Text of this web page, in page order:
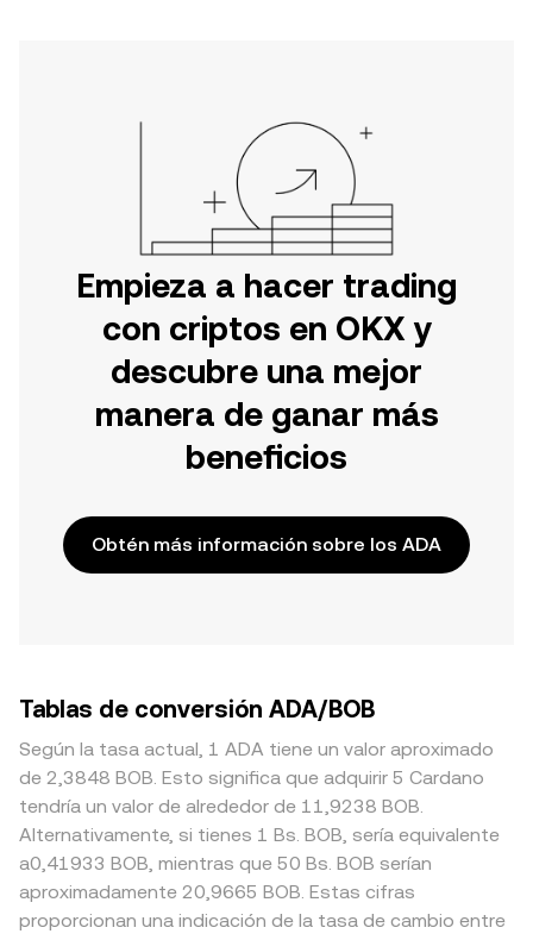
Empieza a hacer trading
con criptos en OKX y
descubre una mejor
manera de ganar más
beneficios
Obtén más información sobre los ADA
Tablas de conversión ADA/BOB
Según la tasa actual, 1 ADA tiene un valor aproximado
de 2,3848 BOB. Esto significa que adquirir 5 Cardano
tendría un valor de alrededor de 11,9238 BOB.
Alternativamente, si tienes 1 Bs. BOB, sería equivalente
a0,41933 BOB, mientras que 50 Bs. BOB serían
aproximadamente 20,9665 BOB. Estas cifras
proporcionan una indicación de la tasa de cambio entre